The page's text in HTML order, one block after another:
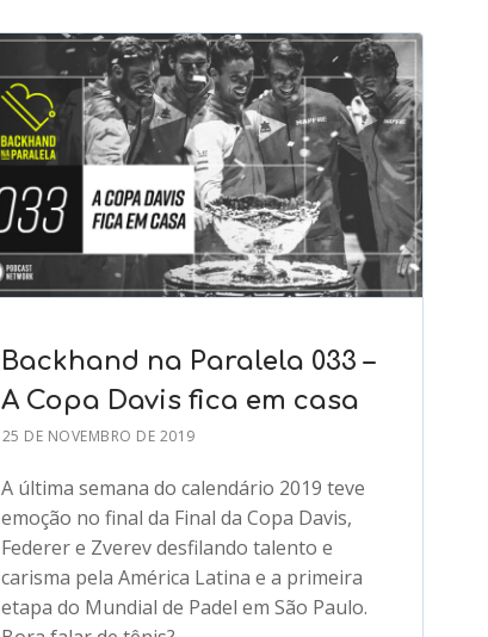
Backhand na Paralela 033 –
A Copa Davis fica em casa
25 DE NOVEMBRO DE 2019
A última semana do calendário 2019 teve
emoção no final da Final da Copa Davis,
Federer e Zverev desfilando talento e
carisma pela América Latina e a primeira
etapa do Mundial de Padel em São Paulo.